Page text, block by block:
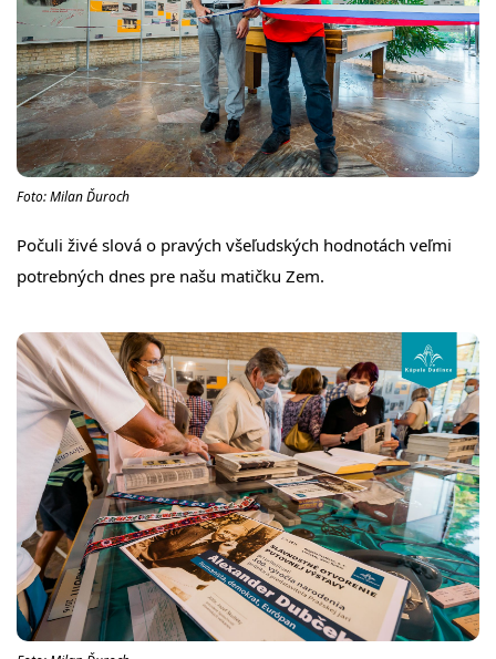
Foto: Milan Ďuroch
Počuli živé slová o pravých všeľudských hodnotách veľmi
potrebných dnes pre našu matičku Zem.